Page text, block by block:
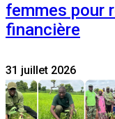
femmes pour
financière
31 juillet 2026